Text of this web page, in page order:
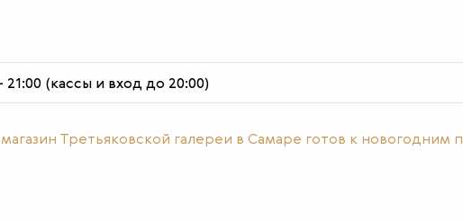
21:00 (кассы и вход до 20:00)
Третьяковской галереи в Самаре готов к новогодним